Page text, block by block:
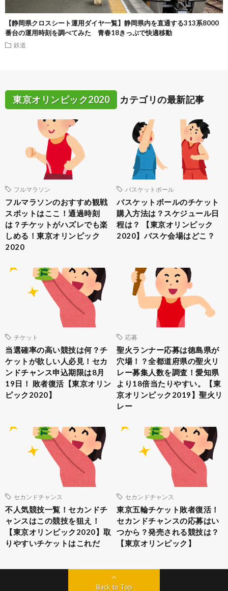
【静岡県クロスシート運用ダイヤ一覧】静岡県内を直通する313系8000
番台の運用時刻を調べてみた 青春18きっぷで快適移動
鉄道
東京オリンピック2020 カテゴリの最新記事
フルマラソン
フルマラソンのおすすめ観戦
スポットはここ！通過時刻
は？チケットがハズレでも楽
しめる！東京オリンピック
2020
バスケットボール
バスケットボールのチケット
購入方法は？スケジュール日
程は？ 【東京オリンピック
2020】バスケ会場はどこ？
チケット
当選確率の高い競技は何？チ
ケットが欲しい人必見！セカ
ンドチャンス申込期限は8月
19日！ 敗者復活【東京オリン
ピック2020】
応募
聖火ランナー応募は徳島県が
穴場！？全都道府県の聖火リ
レー募集人数を調査！愛知県
より18倍当たりやすい。【東
京オリンピック2019】聖火リ
レー
セカンドチャンス
不人気競技一覧！セカンドチ
ャンスはこの競技を狙え！
【東京オリンピック2020】取
りやすいチケットはこれだ
セカンドチャンス
東京五輪チケット敗者復活！
セカンドチャンスの応募はい
つから？発売される競技は？
【東京オリンピック】
Back to Top